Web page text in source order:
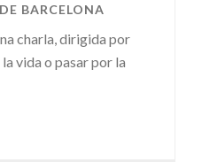
BARCELONA
charla, dirigida por
vida o pasar por la